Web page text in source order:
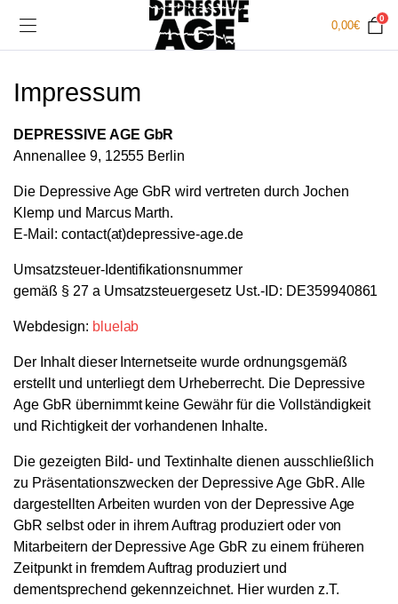
0,00€
0
Impressum
DEPRESSIVE AGE GbR
Annenallee 9, 12555 Berlin
Die Depressive Age GbR wird vertreten durch Jochen
Klemp und Marcus Marth.
E-Mail: contact(at)depressive-age.de
Umsatzsteuer-Identifikationsnummer
gemäß § 27 a Umsatzsteuergesetz Ust.-ID: DE359940861
Webdesign: bluelab
Der Inhalt dieser Internetseite wurde ordnungsgemäß
erstellt und unterliegt dem Urheberrecht. Die Depressive
Age GbR übernimmt keine Gewähr für die Vollständigkeit
und Richtigkeit der vorhandenen Inhalte.
Die gezeigten Bild- und Textinhalte dienen ausschließlich
zu Präsentationszwecken der Depressive Age GbR. Alle
dargestellten Arbeiten wurden von der Depressive Age
GbR selbst oder in ihrem Auftrag produziert oder von
Mitarbeitern der Depressive Age GbR zu einem früheren
Zeitpunkt in fremdem Auftrag produziert und
dementsprechend gekennzeichnet. Hier wurden z.T.